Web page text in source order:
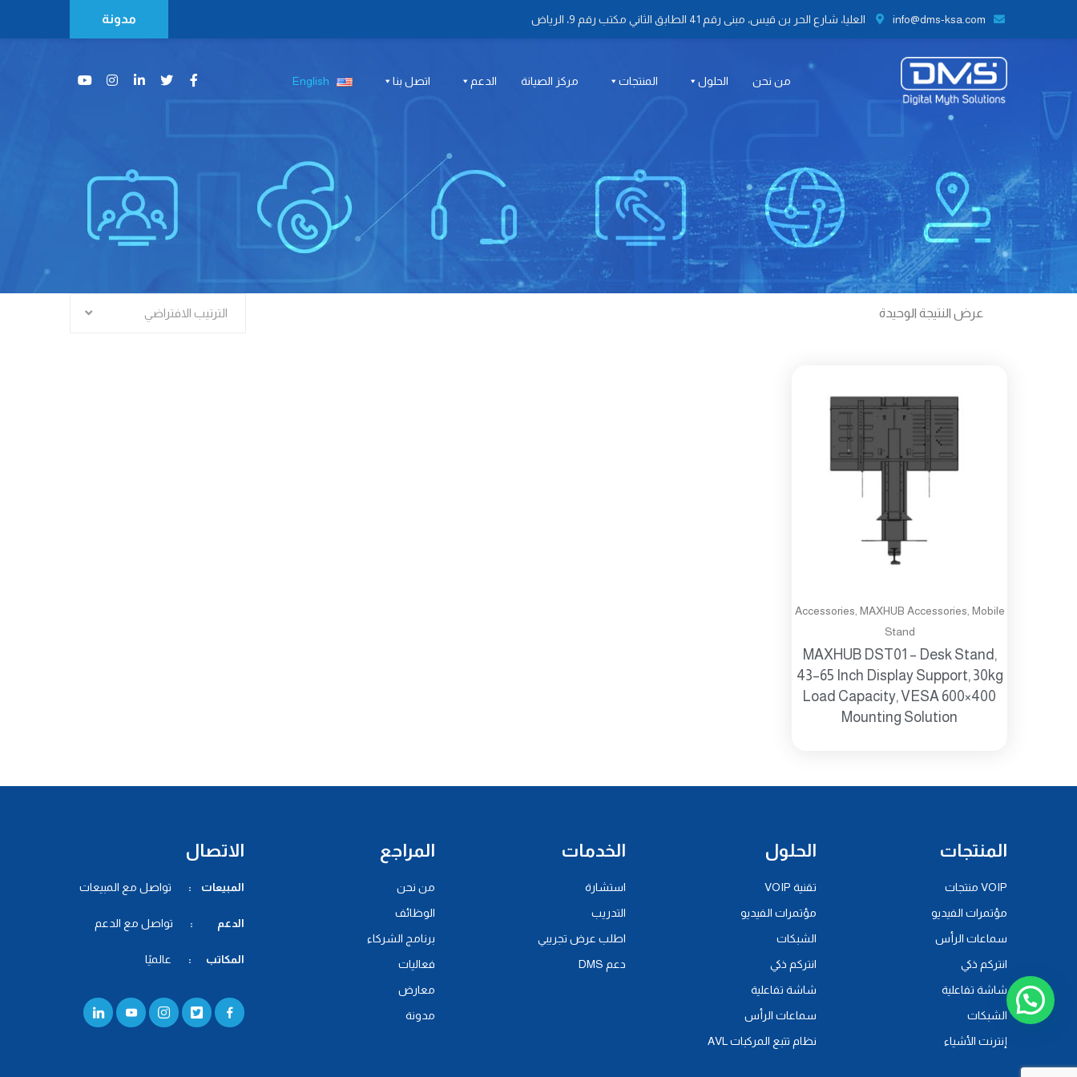
info@dms-ksa.com العليا، شارع الحر بن قيس، مبنى رقم 41 الطابق الثاني مكتب رقم 9، الرياض مدونة
من نحن الحلول المنتجات مركز الصيانة الدعم اتصل بنا English
عرض النتيجة الوحيدة الترتيب الافتراضي
Accessories MAXHUB Accessories Mobile
Stand
MAXHUB DST01 – Desk Stand,
43–65 Inch Display Support, 30kg
Load Capacity, VESA 600×400
Mounting Solution
المنتجات
VOIP منتجات
مؤتمرات الفيديو
سماعات الرأس
انتركم ذكي
شاشة تفاعلية
الشبكات
إنترنت الأشياء
الحلول
تقنية VOIP
مؤتمرات الفيديو
الشبكات
انتركم ذكي
شاشة تفاعلية
سماعات الرأس
نظام تتبع المركبات AVL
الخدمات
استشارة
التدريب
اطلب عرض تجريبي
دعم DMS
المراجع
من نحن
الوظائف
برنامج الشركاء
فعاليات
معارض
مدونة
الاتصال
المبيعات : تواصل مع المبيعات
الدعم : تواصل مع الدعم
المكاتب : عالميًا